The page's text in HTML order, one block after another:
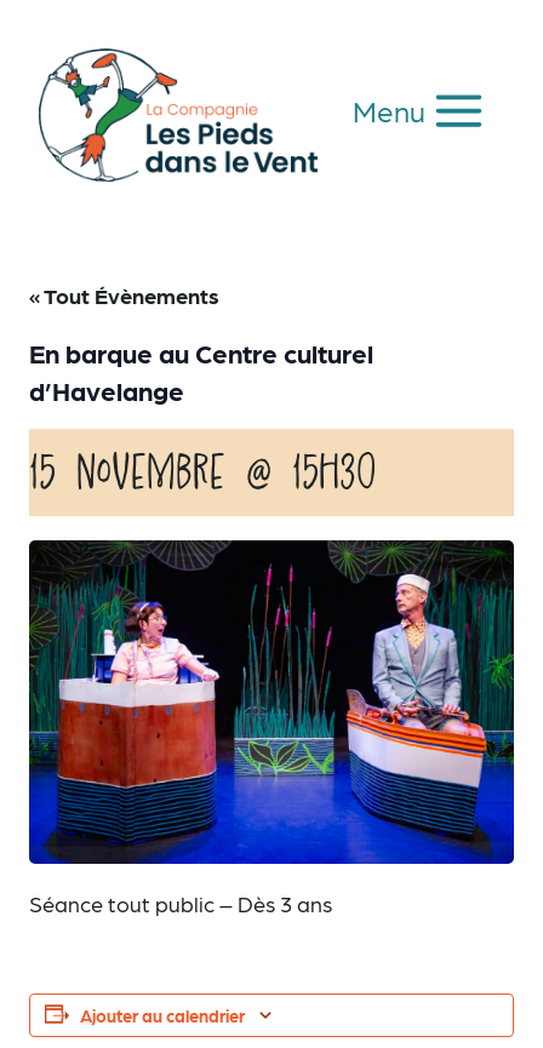
contenu
Menu
« Tout Évènements
En barque au Centre culturel
d’Havelange
15 novembre @ 15h30
Séance tout public – Dès 3 ans
Ajouter au calendrier